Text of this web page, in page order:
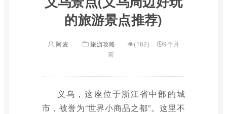
的旅游景点推荐)
阿麦 旅游攻略 (162)
9个月
前
义乌，这座位于浙江省中部的城
市，被誉为“世界小商品之都”。这里不